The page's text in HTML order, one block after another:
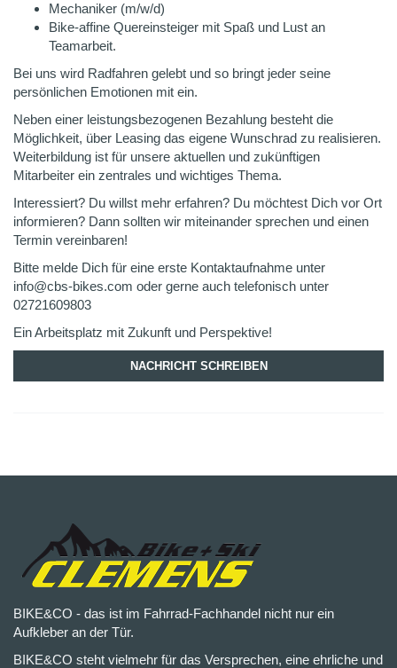
Mechaniker (m/w/d)
Bike-affine Quereinsteiger mit Spaß und Lust an
Teamarbeit.
Bei uns wird Radfahren gelebt und so bringt jeder seine
persönlichen Emotionen mit ein.
Neben einer leistungsbezogenen Bezahlung besteht die
Möglichkeit, über Leasing das eigene Wunschrad zu realisieren.
Weiterbildung ist für unsere aktuellen und zukünftigen
Mitarbeiter ein zentrales und wichtiges Thema.
Interessiert? Du willst mehr erfahren? Du möchtest Dich vor Ort
informieren? Dann sollten wir miteinander sprechen und einen
Termin vereinbaren!
Bitte melde Dich für eine erste Kontaktaufnahme unter
info@cbs-bikes.com oder gerne auch telefonisch unter
02721609803
Ein Arbeitsplatz mit Zukunft und Perspektive!
NACHRICHT SCHREIBEN
BIKE&CO - das ist im Fahrrad-Fachhandel nicht nur ein
Aufkleber an der Tür.
BIKE&CO steht vielmehr für das Versprechen, eine ehrliche und